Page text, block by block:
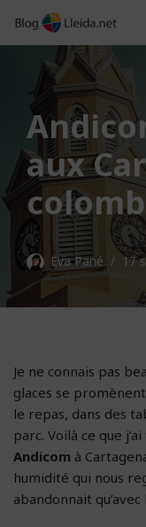
Aller
contenu
aux
Eva Pané 17
Je ne connais pas
glaces se
le repas, dans des
parc. Voilà ce que
Andicom à
humidité qui nous
abandonnait